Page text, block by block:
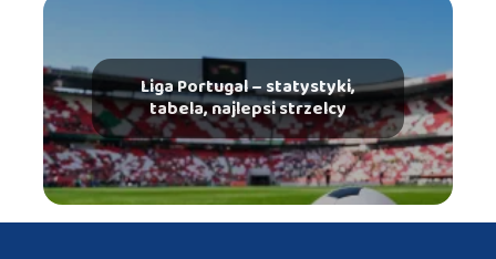
Liga Portugal – statystyki,
tabela, najlepsi strzelcy